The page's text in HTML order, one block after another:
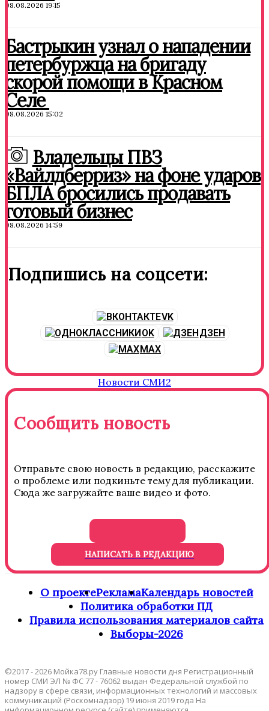
08.08.2026 19:15
Бастрыкин узнал о нападении
петербуржца на бригаду
скорой помощи в Красном
Селе
08.08.2026 15:02
Владельцы ПВЗ
«Вайлдберриз» на фоне ударов
БПЛА бросились продавать
готовый бизнес
08.08.2026 14:59
Подпишись на соцсети:
VK
OK
ДЗЕН
MAX
Новости СМИ2
Сообщить новость
Отправьте свою новость в редакцию, расскажите
о проблеме или подкиньте тему для публикации.
Сюда же загружайте ваше видео и фото.
НАПИСАТЬ В РЕДАКЦИЮ
О проектеРекламаКалендарь новостей
Политика обработки ПД
Правила использования материалов сайта
Выборы-2026
©2017 - 2026 Мойка78.ру Главные новости дня Регистрационный
номер СМИ ЭЛ № ФС 77 - 76062 выдан Федеральной службой по
надзору в сфере связи, информационных технологий и массовых
коммуникаций (Роскомнадзор) 19 июня 2019 года На